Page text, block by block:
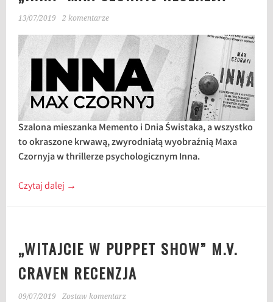
13/07/2019 2 komentarze
Szalona mieszanka Memento i Dnia Świstaka, a wszystko
to okraszone krwawą, zwyrodniałą wyobraźnią Maxa
Czornyja w thrillerze psychologicznym Inna.
Czytaj dalej →
„WITAJCIE W PUPPET SHOW” M.V.
CRAVEN RECENZJA
09/07/2019 Zostaw komentarz